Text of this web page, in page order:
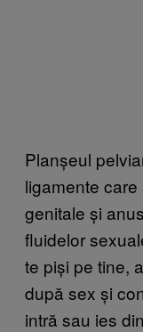
Planșeul
ligamente
genitale și
fluidelor
te piși pe tine,
după sex și
intră sau ies